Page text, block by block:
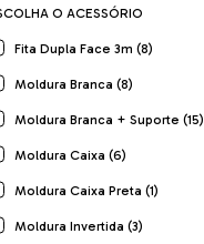
O ACESSÓRIO
Fita Dupla Face 3m (8)
Moldura Branca (8)
Moldura Branca + Suporte (15)
Moldura Caixa (6)
Moldura Caixa Preta (1)
Moldura Invertida (3)